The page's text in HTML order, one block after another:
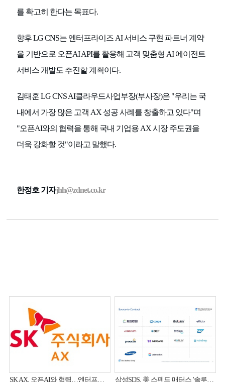
를 확고히 한다는 목표다.
향후 LG CNS는 엔터프라이즈 AI 서비스 구현 파트너 계약
을 기반으로 오픈AI API를 활용해 고객 맞춤형 AI 에이전트
서비스 개발도 추진할 계획이다.
김태훈 LG CNS AI클라우드사업부장(부사장)은 "우리는 국
내에서 가장 많은 고객 AX 성공 사례를 창출하고 있다"며
"오픈AI와의 협력을 통해 국내 기업용 AX 시장 주도권을
더욱 강화할 것"이라고 말했다.
한정호 기자jhh@zdnet.co.kr
SK AX, 오픈AI와 협력…엔터프라이즈 AI 사업 확대
삼성SDS, 美 스펜드 매터스 '솔루션맵' 등재…글로벌 S2C 시장 공략 가속